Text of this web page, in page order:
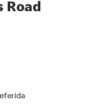
Road